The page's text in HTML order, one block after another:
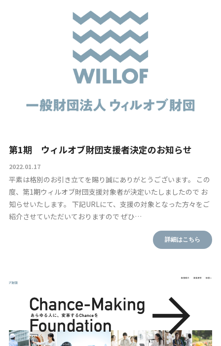
募集要項
財団ニュース
お問い合わせ
第1期 ウィルオブ財団支援者決定のお知らせ
2022.01.17
平素は格別のお引き立てを賜り誠にありがとうございます。 この
度、第1期ウィルオブ財団支援対象者が決定いたしましたので お
知らせいたします。 下記URLにて、支援の対象となった方々をご
紹介させていただいておりますので ぜひ…
詳細はこちら